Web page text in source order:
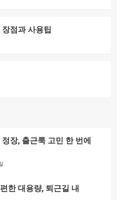
점과 사용팁
장, 출근룩 고민 한 번에
한 대용량, 퇴근길 내